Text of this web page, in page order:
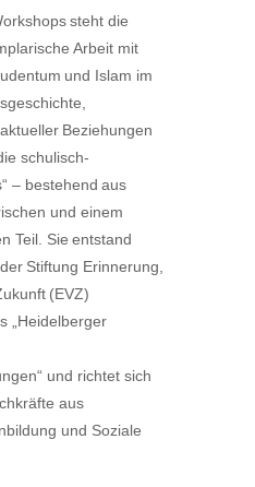
steht die
Arbeit mit
und Islam im
Beziehungen
schulisch-
– bestehend aus
und einem
Teil. Sie entstand
Stiftung Erinnerung,
(EVZ)
„Heidelberger
und richtet sich
aus
und Soziale